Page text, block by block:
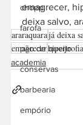
chopp
farofa
pão de queijo
conservas
barbearia
empório
emagrecer,
deixa salvo,
araraquarajá deixa
emagrecerhipertrofia
academia